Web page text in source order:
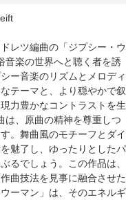
レツ編曲の「ジプシー・ウ
音楽の世界へと聴く者を誘
ー音楽のリズムとメロディ
テーマと、より穏やかで叙
力豊かなコントラストを生
は、原曲の精神を尊重しつ
。舞曲風のモチーフとダイ
魅了し、ゆったりとしたパ
るでしょう。この作品は、
曲技法を見事に融合させた
ーマン」は、そのエネルギ